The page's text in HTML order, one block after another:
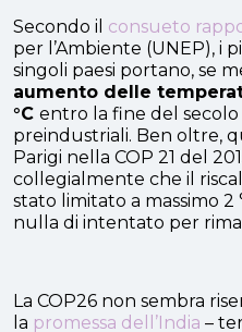
Secondo il consueto
per l’Ambiente (UNEP), i
singoli paesi portano, se
aumento delle
°C entro la fine del
preindustriali. Ben oltre,
Parigi nella COP 21 del
collegialmente che il
stato limitato a massimo 2
nulla di intentato per
La COP26 non sembra
la promessa dell’India –